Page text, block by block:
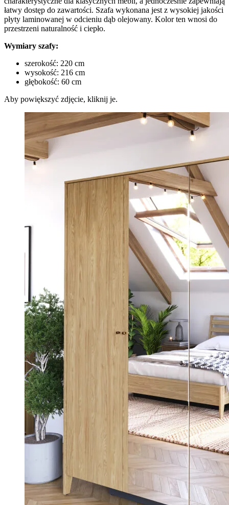
łatwy dostęp do zawartości. Szafa wykonana jest z wysokiej jakości
płyty laminowanej w odcieniu dąb olejowany. Kolor ten wnosi do
przestrzeni naturalność i ciepło.
Wymiary szafy:
szerokość: 220 cm
wysokość: 216 cm
głębokość: 60 cm
Aby powiększyć zdjęcie, kliknij je.